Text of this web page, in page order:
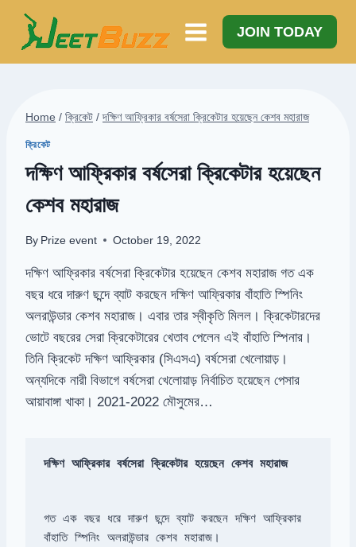
Skip
content
JOIN TODAY
Home / ক্রিকেট / দক্ষিণ আফ্রিকার বর্ষসেরা ক্রিকেটার হয়েছেন কেশব মহারাজ
ক্রিকেট
দক্ষিণ আফ্রিকার বর্ষসেরা ক্রিকেটার হয়েছেন
কেশব মহারাজ
By Prize event October 19, 2022
দক্ষিণ আফ্রিকার বর্ষসেরা ক্রিকেটার হয়েছেন কেশব মহারাজ গত এক
বছর ধরে দারুণ ছন্দে ব্যাট করছেন দক্ষিণ আফ্রিকার বাঁহাতি স্পিনিং
অলরাউন্ডার কেশব মহারাজ। এবার তার স্বীকৃতি মিলল। ক্রিকেটারদের
ভোটে বছরের সেরা ক্রিকেটারের খেতাব পেলেন এই বাঁহাতি স্পিনার।
তিনি ক্রিকেট দক্ষিণ আফ্রিকার (সিএসএ) বর্ষসেরা খেলোয়াড়।
অন্যদিকে নারী বিভাগে বর্ষসেরা খেলোয়াড় নির্বাচিত হয়েছেন পেসার
আয়াবাঙ্গা খাকা। 2021-2022 মৌসুমের…
দক্ষিণ আফ্রিকার বর্ষসেরা ক্রিকেটার হয়েছেন কেশব মহারাজ
গত এক বছর ধরে দারুণ ছন্দে ব্যাট করছেন দক্ষিণ আফ্রিকার